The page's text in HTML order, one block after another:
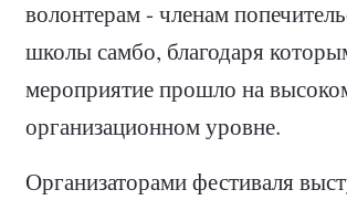
волонтерам - членам
школы самбо, благодаря
мероприятие прошло на
организационном уровне.
Организаторами фестиваля